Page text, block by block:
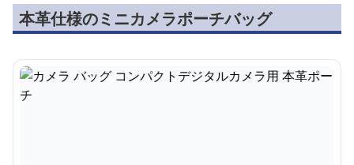
本革仕様のミニカメラポーチバッグ